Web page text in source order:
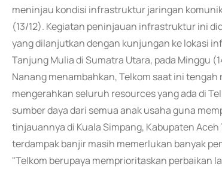
meninjau kondisi infrastruktur jaringan
(13/12). Kegiatan peninjauan infrastruktur ini
yang dilanjutkan dengan kunjungan ke lokasi
Tanjung Mulia di Sumatra Utara, pada Minggu
Nanang menambahkan, Telkom saat ini
mengerahkan seluruh resources yang ada di
sumber daya dari semua anak usaha guna
tinjauannya di Kuala Simpang, Kabupaten
terdampak banjir masih memerlukan banyak
"Telkom berupaya memprioritaskan perbaikan